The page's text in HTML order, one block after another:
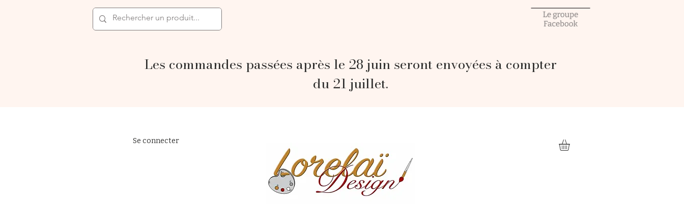
Les commandes passées après le 28 juin seront envoyées à compter
du 21 juillet.
Se connecter